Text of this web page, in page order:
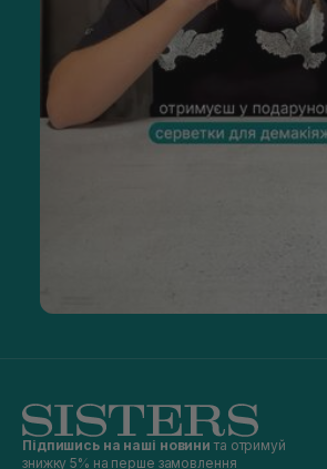
Підпишись на наші новини та отримуй
знижку 5% на перше замовлення